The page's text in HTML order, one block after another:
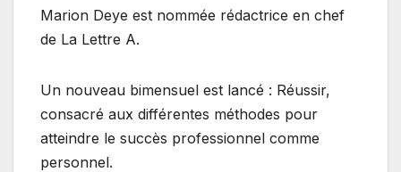
Marion Deye est nommée rédactrice en chef
de La Lettre A.
Un nouveau bimensuel est lancé : Réussir,
consacré aux différentes méthodes pour
atteindre le succès professionnel comme
personnel.